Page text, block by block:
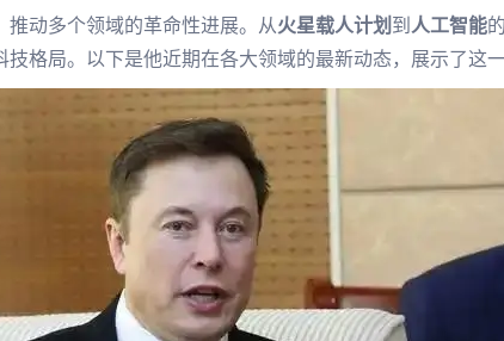
推动多个领域的革命性进展。从火星载人计划 到 人工智能
格局。以下是他近期在各大领域的最新动态，展示了这